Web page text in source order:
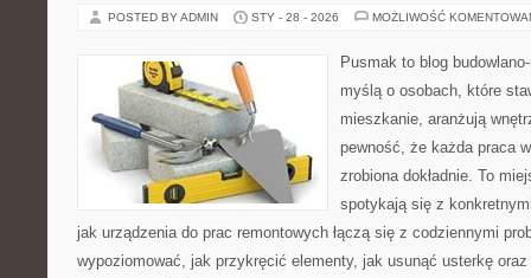
POSTED BY ADMIN STY - 28 - 2026 MOŻLIWOŚĆ
Pusmak to blog
myślą o osobach, które
mieszkanie, aranżują
pewność, że każda praca
zrobiona dokładnie. To
spotykają się z
jak urządzenia do prac remontowych łączą się z codziennymi
wypoziomować, jak przykręcić elementy, jak usunąć usterkę